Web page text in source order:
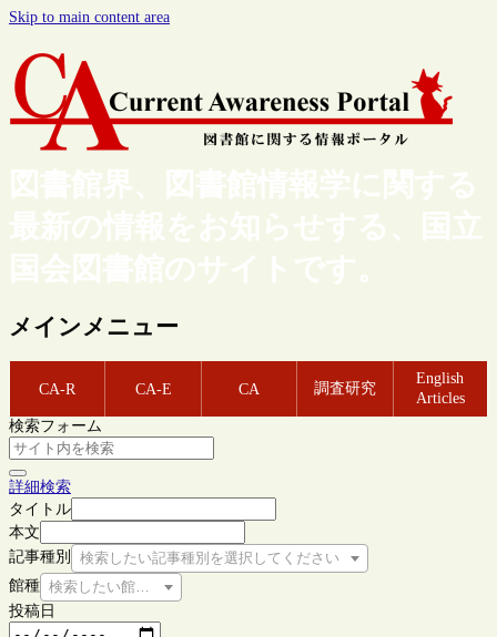
Skip to main content area
図書館界、図書館情報学に関する
最新の情報をお知らせする、国立
国会図書館のサイトです。
メインメニュー
CA-R CA-E CA 調査研究
English
Articles
検索フォーム
詳細検索
タイトル
本文
記事種別
検索したい記事種別を選択してください
館種 検索したい館種を選択してください
投稿日